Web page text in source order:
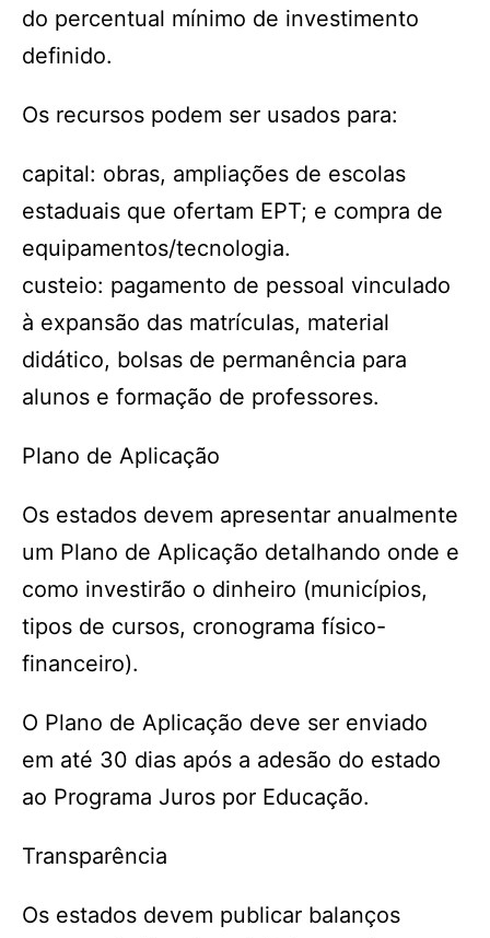
do percentual mínimo de investimento
definido.
Os recursos podem ser usados para:
capital: obras, ampliações de escolas
estaduais que ofertam EPT; e compra de
equipamentos/tecnologia.
custeio: pagamento de pessoal vinculado
à expansão das matrículas, material
didático, bolsas de permanência para
alunos e formação de professores.
Plano de Aplicação
Os estados devem apresentar anualmente
um Plano de Aplicação detalhando onde e
como investirão o dinheiro (municípios,
tipos de cursos, cronograma físico-
financeiro).
O Plano de Aplicação deve ser enviado
em até 30 dias após a adesão do estado
ao Programa Juros por Educação.
Transparência
Os estados devem publicar balanços